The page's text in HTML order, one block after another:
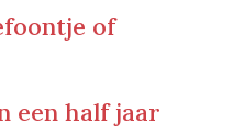
of
een half jaar